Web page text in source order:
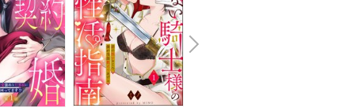
N
e
x
t